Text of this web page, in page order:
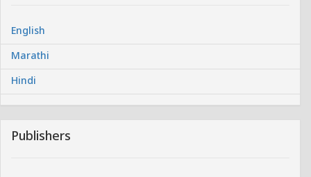
English
Marathi
Hindi
Publishers